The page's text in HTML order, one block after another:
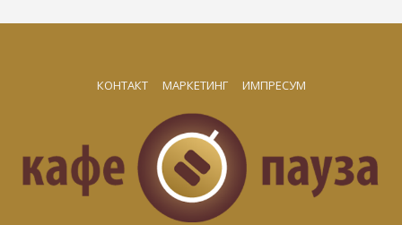
КОНТАКТ МАРКЕТИНГ ИМПРЕСУМ